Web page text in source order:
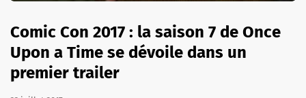
Comic Con 2017 : la saison 7 de Once
Upon a Time se dévoile dans un
premier trailer